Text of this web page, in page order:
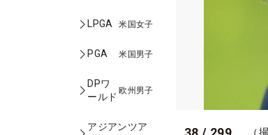
LPGA 米国女子
PGA 米国男子
DPワ
ールド
欧州男子
アジアンツア